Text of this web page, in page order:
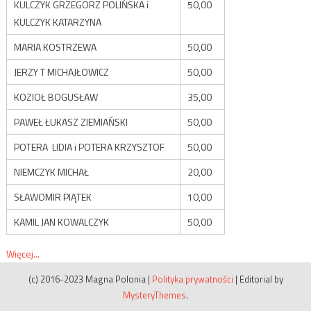
KULCZYK GRZEGORZ POLIŃSKA i
KULCZYK KATARZYNA
50,00
MARIA KOSTRZEWA
50,00
JERZY T MICHAJŁOWICZ
50,00
KOZIOŁ BOGUSŁAW
35,00
PAWEŁ ŁUKASZ ZIEMIAŃSKI
50,00
POTERA LIDIA i POTERA KRZYSZTOF
50,00
NIEMCZYK MICHAŁ
20,00
SŁAWOMIR PIĄTEK
10,00
KAMIL JAN KOWALCZYK
50,00
Więcej...
(c) 2016-2023 Magna Polonia | Polityka prywatności | Editorial by
MysteryThemes.